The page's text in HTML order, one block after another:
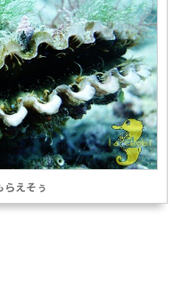
らえそぅ